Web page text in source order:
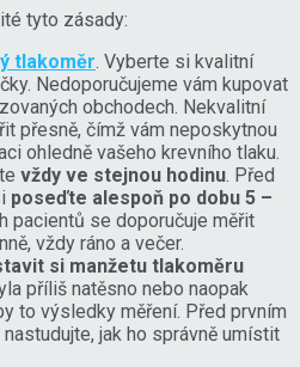
tyto zásady:
tlakoměr. Vyberte si kvalitní
Nedoporučujeme vám kupovat
obchodech. Nekvalitní
přesně, čímž vám neposkytnou
ohledně vašeho krevního tlaku.
vždy ve stejnou hodinu. Před
poseďte alespoň po dobu 5 –
pacientů se doporučuje měřit
vždy ráno a večer.
si manžetu tlakoměru
příliš natěsno nebo naopak
to výsledky měření. Před prvním
jak ho správně umístit